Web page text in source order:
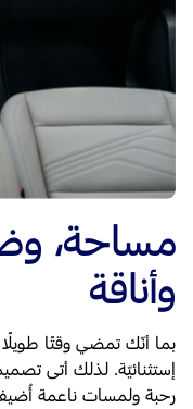
مساحة،
وأناقة
بما أنّك تمضي وقتًا
إستثنائيّة. لذلك أتى
رحبة ولمسات ناعمة